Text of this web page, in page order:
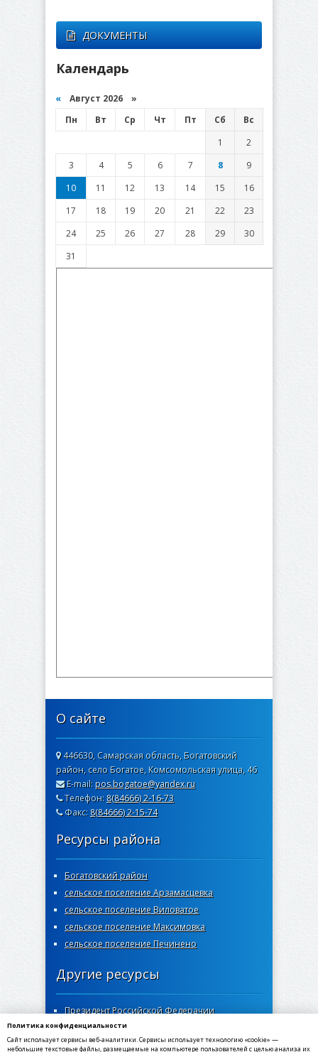
ДОКУМЕНТЫ
Календарь
« Август 2026 »
Пн
Вт Ср Чт Пт Сб
Вс
1
2
3
4 5 6 7 8
9
10
11 12 13 14 15
16
17
18 19 20 21 22
23
24
25 26 27 28 29
30
31
О сайте
446630, Самарская область, Богатовский
район, село Богатое, Комсомольская улица, 46
E-mail: pos.bogatoe@yandex.ru
Телефон: 8(84666) 2-16-73
Факс: 8(84666) 2-15-74
Ресурсы района
Богатовский район
сельское поселение Арзамасцевка
сельское поселение Виловатое
сельское поселение Максимовка
сельское поселение Печинено
Другие ресурсы
Президент Российской Федерачии
Правительство Самарской области
Самарская губернская дума
Политика конфиденциальности
Сайт использует сервисы веб-аналитики. Сервисы использует технологию «cookie» —
небольшие текстовые файлы, размещаемые на компьютере пользователей с целью анализа их